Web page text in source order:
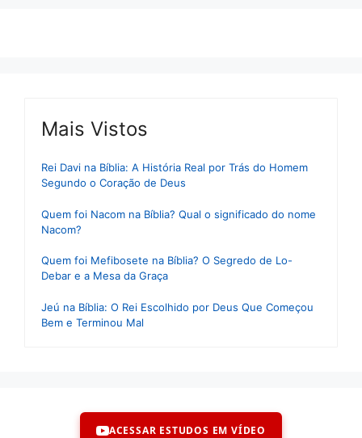
Mais Vistos
Rei Davi na Bíblia: A História Real por Trás do Homem
Segundo o Coração de Deus
Quem foi Nacom na Bíblia? Qual o significado do nome
Nacom?
Quem foi Mefibosete na Bíblia? O Segredo de Lo-
Debar e a Mesa da Graça
Jeú na Bíblia: O Rei Escolhido por Deus Que Começou
Bem e Terminou Mal
ACESSAR ESTUDOS EM VÍDEO